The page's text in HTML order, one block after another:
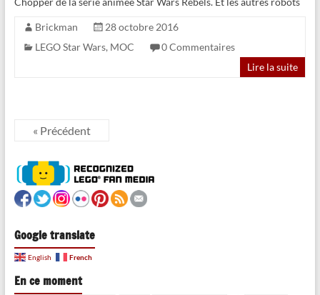
Brickman
28 octobre 2016
LEGO Star Wars, MOC
0 Commentaires
Lire la suite
« Précédent
Google translate
English French
En ce moment